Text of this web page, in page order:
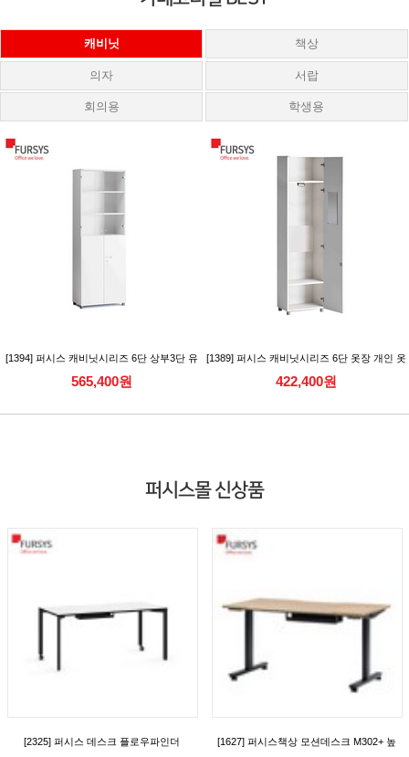
캐비닛 책상
의자 서랍
회의용 학생용
[1394] 퍼시스 캐비닛시리즈 6단 상부3단 유
[CAC386AGN_CAC386AGKN]
565,400원
[1389] 퍼시스 캐비닛시리즈 6단 옷장 개인 옷
422,400원
퍼시스몰 신상품
[2325] 퍼시스 데스크 플로우파인더
[1627] 퍼시스책상 모션데스크 M302+ 높